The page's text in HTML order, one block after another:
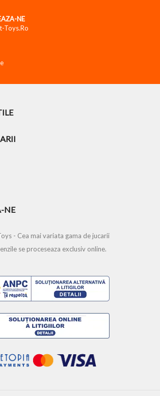
NE
Toys.ro
NE
- Cea mai variata gama de jucarii
se proceseaza exclusiv online.